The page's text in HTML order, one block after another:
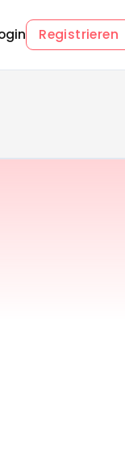
Registrieren